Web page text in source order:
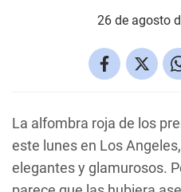
26 de agosto
La alfombra roja de los
este lunes en Los
elegantes y glamurosos.